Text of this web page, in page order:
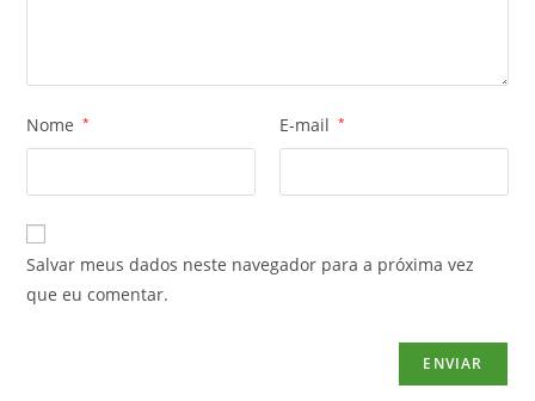
Nome * E-mail *
Salvar meus dados neste navegador para a próxima vez
que eu comentar.